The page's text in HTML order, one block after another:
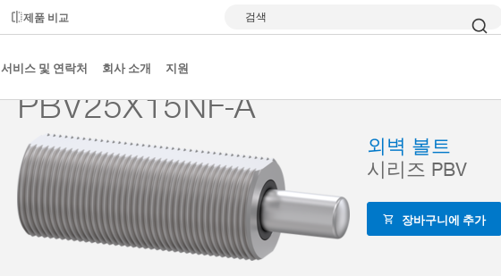
제품 비교 검색
서비스 및 연락처 회사 소개 지원
액세서리 PBV PBV25X15NF-A
PBV25X15NF-A
외벽 볼트
시리즈 PBV
장바구니에 추가